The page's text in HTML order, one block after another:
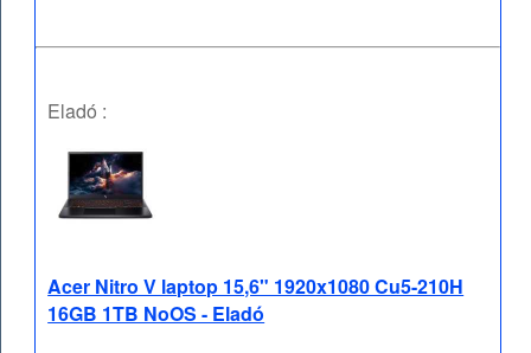
Eladó :
Acer Nitro V laptop 15,6" 1920x1080 Cu5-210H
16GB 1TB NoOS - Eladó